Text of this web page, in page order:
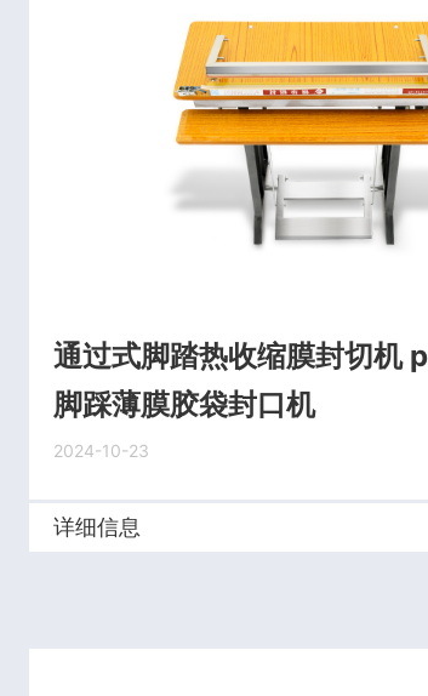
通过式脚踏热收缩膜封切机
脚踩薄膜胶袋封口机
2024-10-23
详细信息